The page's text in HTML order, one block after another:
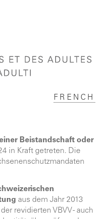
FRENCH
Beistandschaft oder
in Kraft getreten. Die
aus dem Jahr 2013
revidierten VBVV - auch